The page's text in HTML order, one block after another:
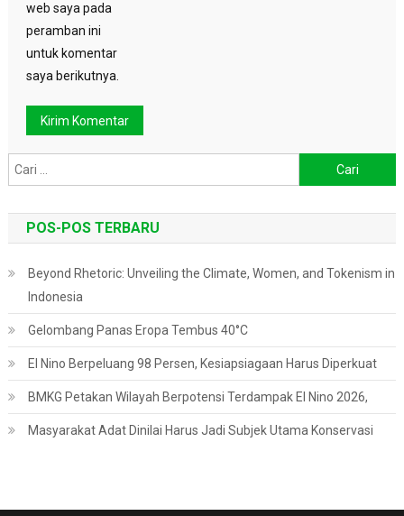
web saya pada
peramban ini
untuk komentar
saya berikutnya.
untuk:
POS-POS TERBARU
Beyond Rhetoric: Unveiling the Climate, Women, and Tokenism in
Indonesia
Gelombang Panas Eropa Tembus 40°C
El Nino Berpeluang 98 Persen, Kesiapsiagaan Harus Diperkuat
BMKG Petakan Wilayah Berpotensi Terdampak El Nino 2026,
Masyarakat Adat Dinilai Harus Jadi Subjek Utama Konservasi